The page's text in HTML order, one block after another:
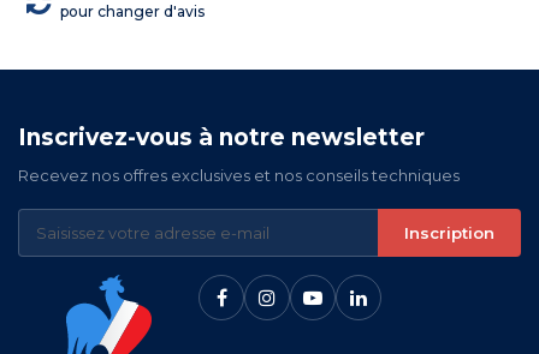
pour changer d'avis
Inscrivez-vous à notre newsletter
Recevez nos offres exclusives et nos conseils techniques
Inscription